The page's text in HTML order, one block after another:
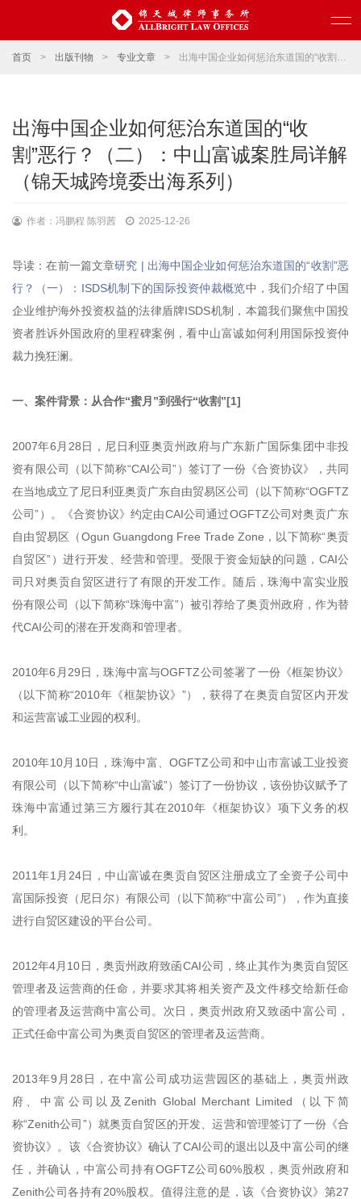
首页 > 出版刊物 > 专业文章 > 出海中国企业如何惩治东道国的“收割”恶行？（二）：中山富诚案胜局详解（锦天城跨境委出海系列）
出海中国企业如何惩治东道国的“收
割”恶行？（二）：中山富诚案胜局详解
（锦天城跨境委出海系列）
作者：冯鹏程 陈羽茜 2025-12-26
导读：在前一篇文章研究 | 出海中国企业如何惩治东道国的“收割”恶
行？（一）：ISDS机制下的国际投资仲裁概览中，我们介绍了中国
企业维护海外投资权益的法律盾牌ISDS机制，本篇我们聚焦中国投
资者胜诉外国政府的里程碑案例，看中山富诚如何利用国际投资仲
裁力挽狂澜。
一、案件背景：从合作“蜜月”到强行“收割”[1]
2007年6月28日，尼日利亚奥贡州政府与广东新广国际集团中非投
资有限公司（以下简称“CAI公司”）签订了一份《合资协议》，共同
在当地成立了尼日利亚奥贡广东自由贸易区公司（以下简称“OGFTZ
公司”）。《合资协议》约定由CAI公司通过OGFTZ公司对奥贡广东
自由贸易区（Ogun Guangdong Free Trade Zone，以下简称“奥贡
自贸区”）进行开发、经营和管理。受限于资金短缺的问题，CAI公
司只对奥贡自贸区进行了有限的开发工作。随后，珠海中富实业股
份有限公司（以下简称“珠海中富”）被引荐给了奥贡州政府，作为替
代CAI公司的潜在开发商和管理者。
2010年6月29日，珠海中富与OGFTZ公司签署了一份《框架协议》
（以下简称“2010年《框架协议》”），获得了在奥贡自贸区内开发
和运营富诚工业园的权利。
2010年10月10日，珠海中富、OGFTZ公司和中山市富诚工业投资
有限公司（以下简称“中山富诚”）签订了一份协议，该份协议赋予了
珠海中富通过第三方履行其在2010年《框架协议》项下义务的权
利。
2011年1月24日，中山富诚在奥贡自贸区注册成立了全资子公司中
富国际投资（尼日尔）有限公司（以下简称“中富公司”），作为直接
进行自贸区建设的平台公司。
2012年4月10日，奥贡州政府致函CAI公司，终止其作为奥贡自贸区
管理者及运营商的任命，并要求其将相关资产及文件移交给新任命
的管理者及运营商中富公司。次日，奥贡州政府又致函中富公司，
正式任命中富公司为奥贡自贸区的管理者及运营商。
2013年9月28日，在中富公司成功运营园区的基础上，奥贡州政
府、中富公司以及Zenith Global Merchant Limited（以下简
称“Zenith公司”）就奥贡自贸区的开发、运营和管理签订了一份《合
资协议》。该《合资协议》确认了CAI公司的退出以及中富公司的继
任，并确认，中富公司持有OGFTZ公司60%股权，奥贡州政府和
Zenith公司各持有20%股权。值得注意的是，该《合资协议》第27